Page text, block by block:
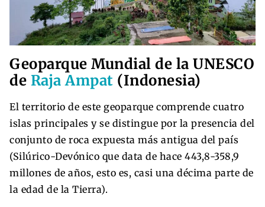
Geoparque Mundial de la UNESCO
de Raja Ampat (Indonesia)
El territorio de este geoparque comprende cuatro
islas principales y se distingue por la presencia del
conjunto de roca expuesta más antigua del país
(Silúrico-Devónico que data de hace 443,8-358,9
millones de años, esto es, casi una décima parte de
la edad de la Tierra).